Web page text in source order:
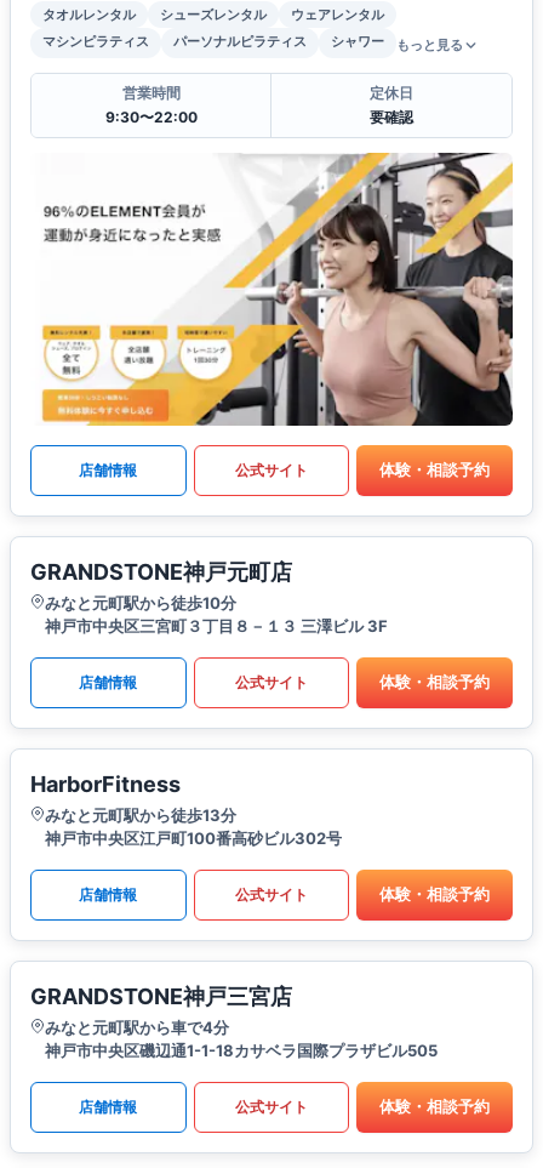
タオルレンタル シューズレンタル
ウェアレンタル
マシンピラティス
パーソナルピラティス シャワー もっと見る
営業時間
9:30〜22:00
定休日
要確認
店舗情報 公式サイト 体験・相談予約
GRANDSTONE神戸元町店
みなと元町駅から徒歩10分
神戸市中央区三宮町３丁目８－１３ 三澤ビル 3F
店舗情報 公式サイト 体験・相談予約
HarborFitness
みなと元町駅から徒歩13分
神戸市中央区江戸町100番高砂ビル302号
店舗情報 公式サイト 体験・相談予約
GRANDSTONE神戸三宮店
みなと元町駅から車で4分
神戸市中央区磯辺通1-1-18カサベラ国際プラザビル505
店舗情報 公式サイト 体験・相談予約